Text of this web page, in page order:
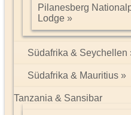
Pilanesberg
Lodge
Südafrika & Seychellen
Südafrika & Mauritius
Tanzania & Sansibar